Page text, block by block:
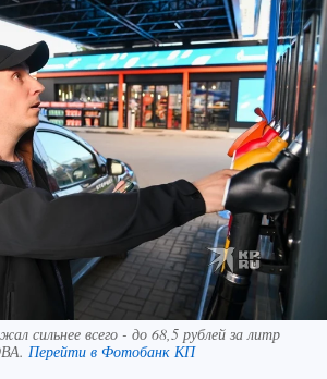
сильнее всего - до 68,5 рублей за литр
Перейти в Фотобанк КП